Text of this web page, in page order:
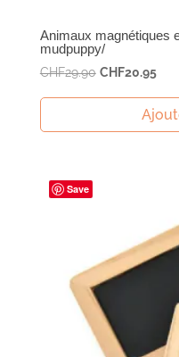
Animaux magnétiques
mudpuppy/
CHF29.90 Le
était :
CHF20.95Le
est :
Save